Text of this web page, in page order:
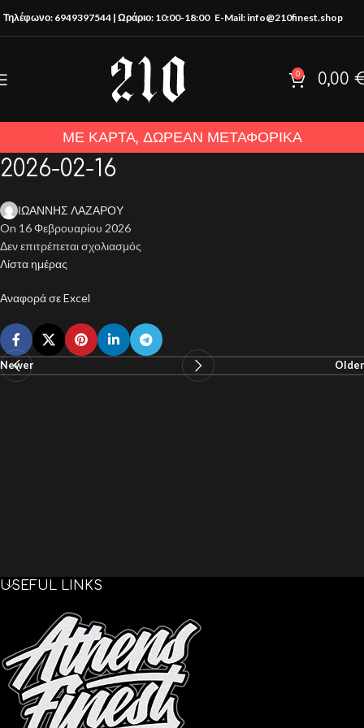
Τηλέφωνο: 6949397544 | Ωράριο: 10:00-18:00 E-Mail: info@210finest.shop
0 0,00
ΜΕ ΚΑΡΤΑ, ΔΩΡΕΑΝ ΜΕΤΑΦΟΡΙΚΑ
2026-02-16
ΙΩΑΝΝΗΣ ΛΑΖΑΡΟΥ
On 16 Φεβρουαρίου 2026
Δεν επιτρέπεται σχολιασμός
Λίστα ημέρας
Αναφορά σε Excel
Newer Older
USEFUL LINKS